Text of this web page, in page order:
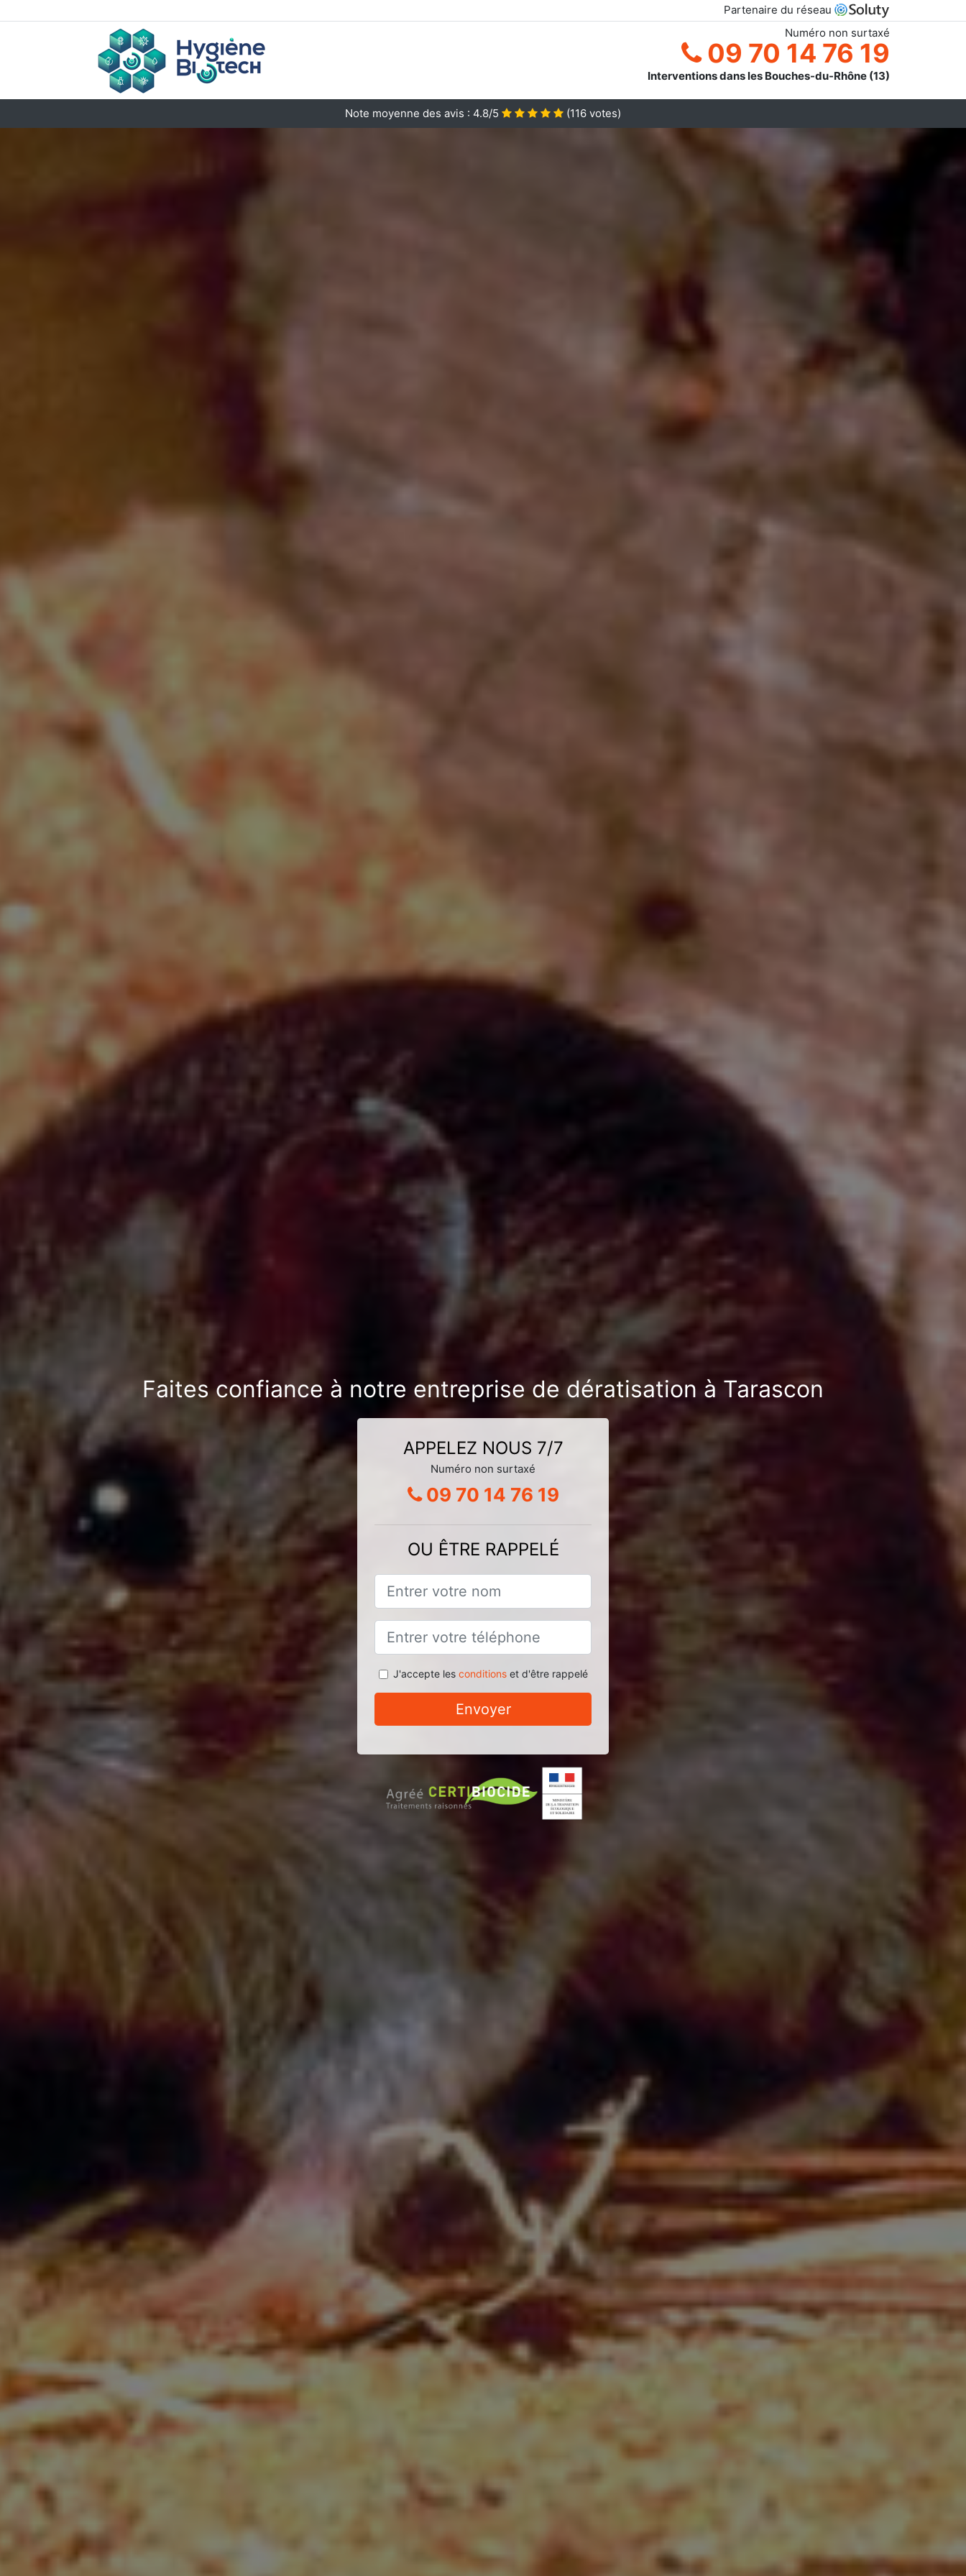
Partenaire du réseau
Numéro non surtaxé
09 70 14 76 19
Interventions dans les Bouches-du-Rhône (13)
Note moyenne des avis : 4.8/5 (116 votes)
Faites confiance à notre entreprise de dératisation à Tarascon
APPELEZ NOUS 7/7
Numéro non surtaxé
09 70 14 76 19
OU ÊTRE RAPPELÉ
J'accepte les conditionset d'être rappelé
Envoyer